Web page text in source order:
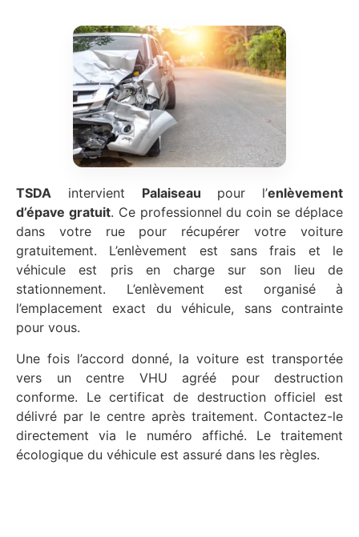
TSDA intervient Palaiseau pour l’enlèvement
d’épave gratuit. Ce professionnel du coin se déplace
dans votre rue pour récupérer votre voiture
gratuitement. L’enlèvement est sans frais et le
véhicule est pris en charge sur son lieu de
stationnement. L’enlèvement est organisé à
l’emplacement exact du véhicule, sans contrainte
pour vous.
Une fois l’accord donné, la voiture est transportée
vers un centre VHU agréé pour destruction
conforme. Le certificat de destruction officiel est
délivré par le centre après traitement. Contactez-le
directement via le numéro affiché. Le traitement
écologique du véhicule est assuré dans les règles.